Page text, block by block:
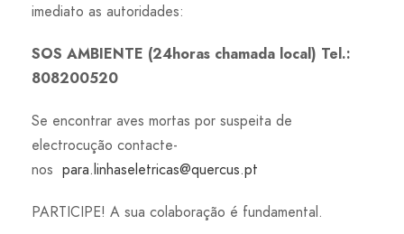
imediato as autoridades:
SOS AMBIENTE (24horas chamada local) Tel.:
808200520
Se encontrar aves mortas por suspeita de
electrocução contacte-
nos para.linhaseletricas@quercus.pt
PARTICIPE! A sua colaboração é fundamental.